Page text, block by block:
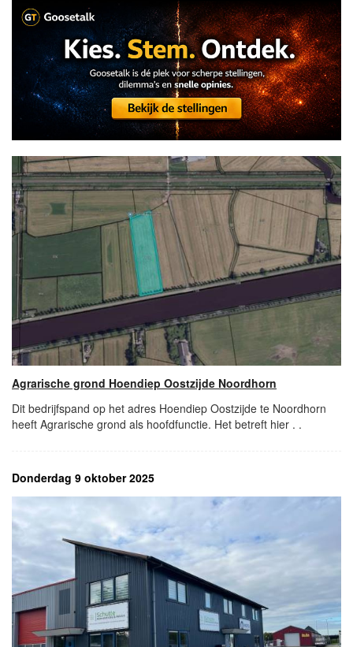
Agrarische grond Hoendiep Oostzijde Noordhorn
Dit bedrijfspand op het adres Hoendiep Oostzijde te Noordhorn
heeft Agrarische grond als hoofdfunctie. Het betreft hier . .
Donderdag 9 oktober 2025